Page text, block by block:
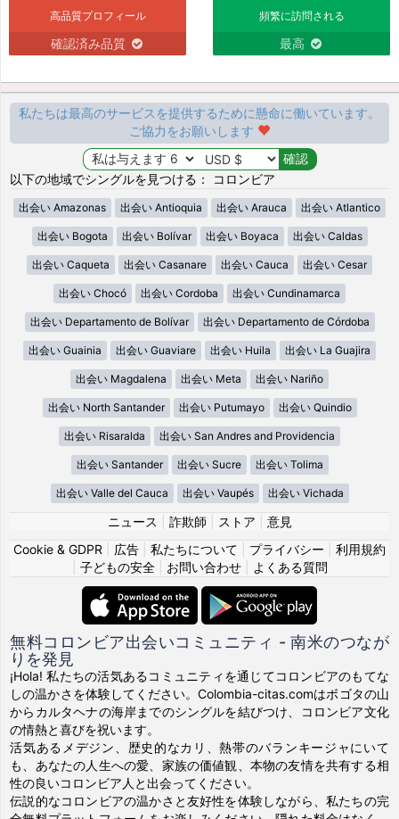
高品質プロフィール
確認済み品質
頻繁に訪問される
最高
私たちは最高のサービスを提供するために懸命に働いています。
ご協力をお願いします
以下の地域でシングルを見つける： コロンビア
出会い Amazonas 出会い Antioquia 出会い Arauca 出会い Atlantico
出会い Bogota 出会い Bolívar 出会い Boyaca 出会い Caldas
出会い Caqueta 出会い Casanare 出会い Cauca 出会い Cesar
出会い Chocó 出会い Cordoba 出会い Cundinamarca
出会い Departamento de Bolívar 出会い Departamento de Córdoba
出会い Guainia 出会い Guaviare 出会い Huila 出会い La Guajira
出会い Magdalena 出会い Meta 出会い Nariño
出会い North Santander 出会い Putumayo 出会い Quindio
出会い Risaralda 出会い San Andres and Providencia
出会い Santander 出会い Sucre 出会い Tolima
出会い Valle del Cauca 出会い Vaupés 出会い Vichada
ニュース 詐欺師 ストア
意見
Cookie & GDPR
広告 私たちについて プライバシー
利用規約
子どもの安全| お問い合わせ| よくある質問
無料コロンビア出会いコミュニティ - 南米のつなが
りを発見
¡Hola! 私たちの活気あるコミュニティを通じてコロンビアのもてな
しの温かさを体験してください。Colombia-citas.comはボゴタの山
からカルタヘナの海岸までのシングルを結びつけ、コロンビア文化
の情熱と喜びを祝います。
活気あるメデジン、歴史的なカリ、熱帯のバランキージャにいて
も、あなたの人生への愛、家族の価値観、本物の友情を共有する相
性の良いコロンビア人と出会ってください。
伝説的なコロンビアの温かさと友好性を体験しながら、私たちの完